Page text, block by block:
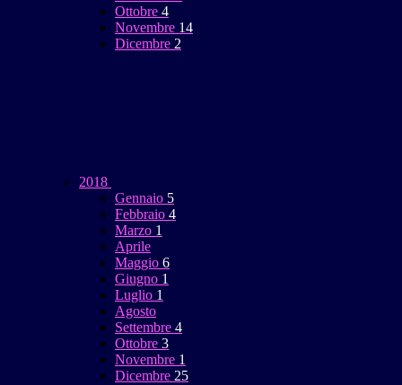
Ottobre 4
Novembre 14
Dicembre 2
2018
Gennaio 5
Febbraio 4
Marzo 1
Aprile
Maggio 6
Giugno 1
Luglio 1
Agosto
Settembre 4
Ottobre 3
Novembre 1
Dicembre 25